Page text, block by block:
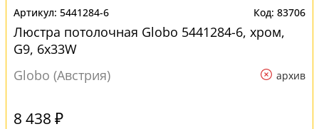
5441284-6 83706
Люстра потолочная Globo 5441284-6, хром,
G9, 6x33W
Globo (Австрия)
архив
8 438 ₽